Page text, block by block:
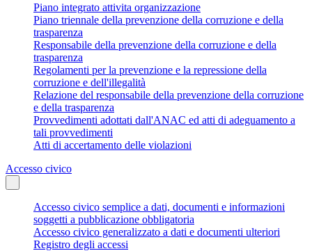
Piano integrato attivita organizzazione
Piano triennale della prevenzione della corruzione e della
trasparenza
Responsabile della prevenzione della corruzione e della
trasparenza
Regolamenti per la prevenzione e la repressione della
corruzione e dell'illegalità
Relazione del responsabile della prevenzione della corruzione
e della trasparenza
Provvedimenti adottati dall'ANAC ed atti di adeguamento a
tali provvedimenti
Atti di accertamento delle violazioni
Accesso civico
Accesso civico semplice a dati, documenti e informazioni
soggetti a pubblicazione obbligatoria
Accesso civico generalizzato a dati e documenti ulteriori
Registro degli accessi